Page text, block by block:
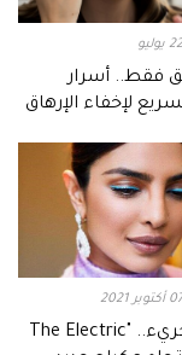
22 يوليو
فقط.. أسرار
لإخفاء الإرهاق
07 أكتوبر 2021
مشرق وجريء.. "The Electric